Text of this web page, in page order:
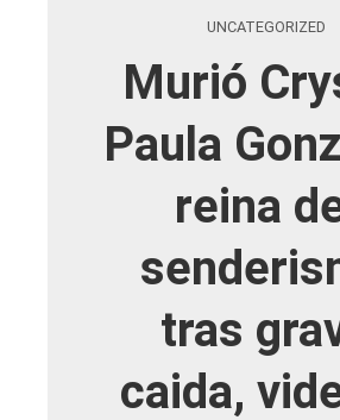
UNCATEGORIZED
Murió
Paula
reina
tras
caida,